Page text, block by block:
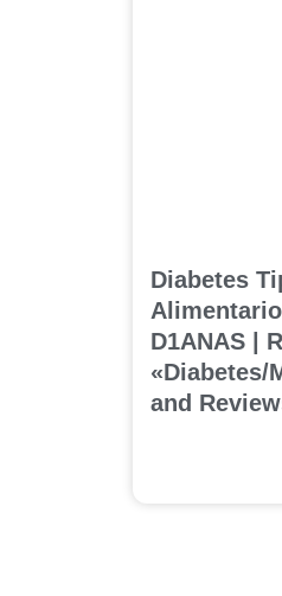
Diabetes
D1ANAS |
«Diabetes/
and